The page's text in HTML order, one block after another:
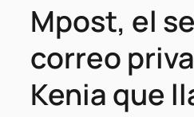
Mpost, el
correo
Kenia que